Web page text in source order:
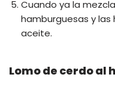
Cuando ya la
hamburguesas y
aceite.
Lomo de cerdo al